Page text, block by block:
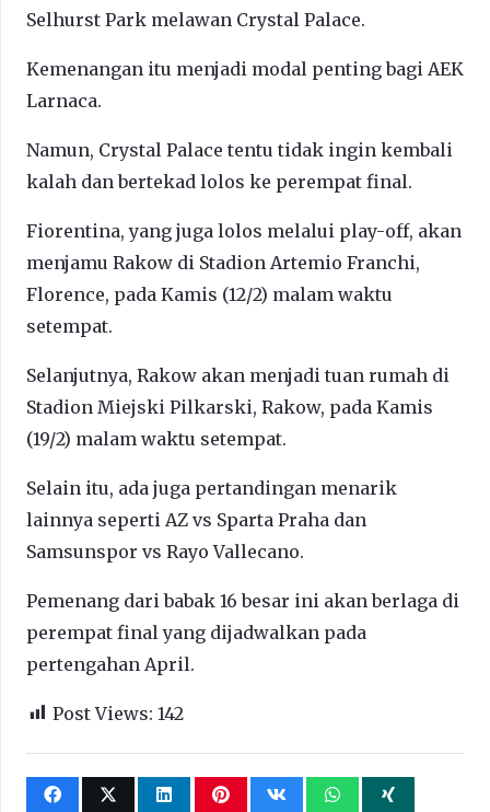
Selhurst Park melawan Crystal Palace.
Kemenangan itu menjadi modal penting bagi AEK
Larnaca.
Namun, Crystal Palace tentu tidak ingin kembali
kalah dan bertekad lolos ke perempat final.
Fiorentina, yang juga lolos melalui play-off, akan
menjamu Rakow di Stadion Artemio Franchi,
Florence, pada Kamis (12/2) malam waktu
setempat.
Selanjutnya, Rakow akan menjadi tuan rumah di
Stadion Miejski Pilkarski, Rakow, pada Kamis
(19/2) malam waktu setempat.
Selain itu, ada juga pertandingan menarik
lainnya seperti AZ vs Sparta Praha dan
Samsunspor vs Rayo Vallecano.
Pemenang dari babak 16 besar ini akan berlaga di
perempat final yang dijadwalkan pada
pertengahan April.
Post Views: 142